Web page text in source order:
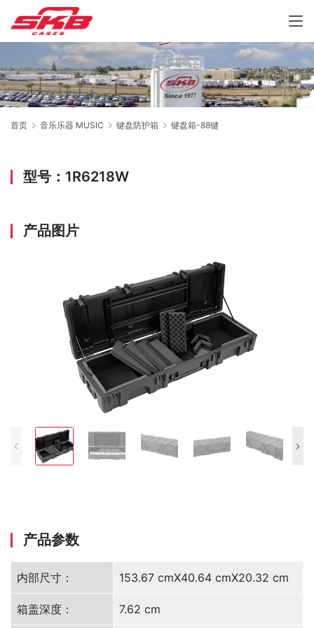
首页 音乐乐器 MUSIC 键盘防护箱 键盘箱-88键
型号：1R6218W
产品图片
产品参数
内部尺寸： 153.67 cmX40.64 cmX20.32 cm
箱盖深度： 7.62 cm